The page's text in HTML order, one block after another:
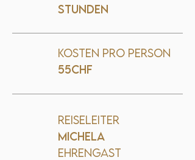
Stunden
Kosten pro Person
55CHF
Reiseleiter
Michela
Ehrengast